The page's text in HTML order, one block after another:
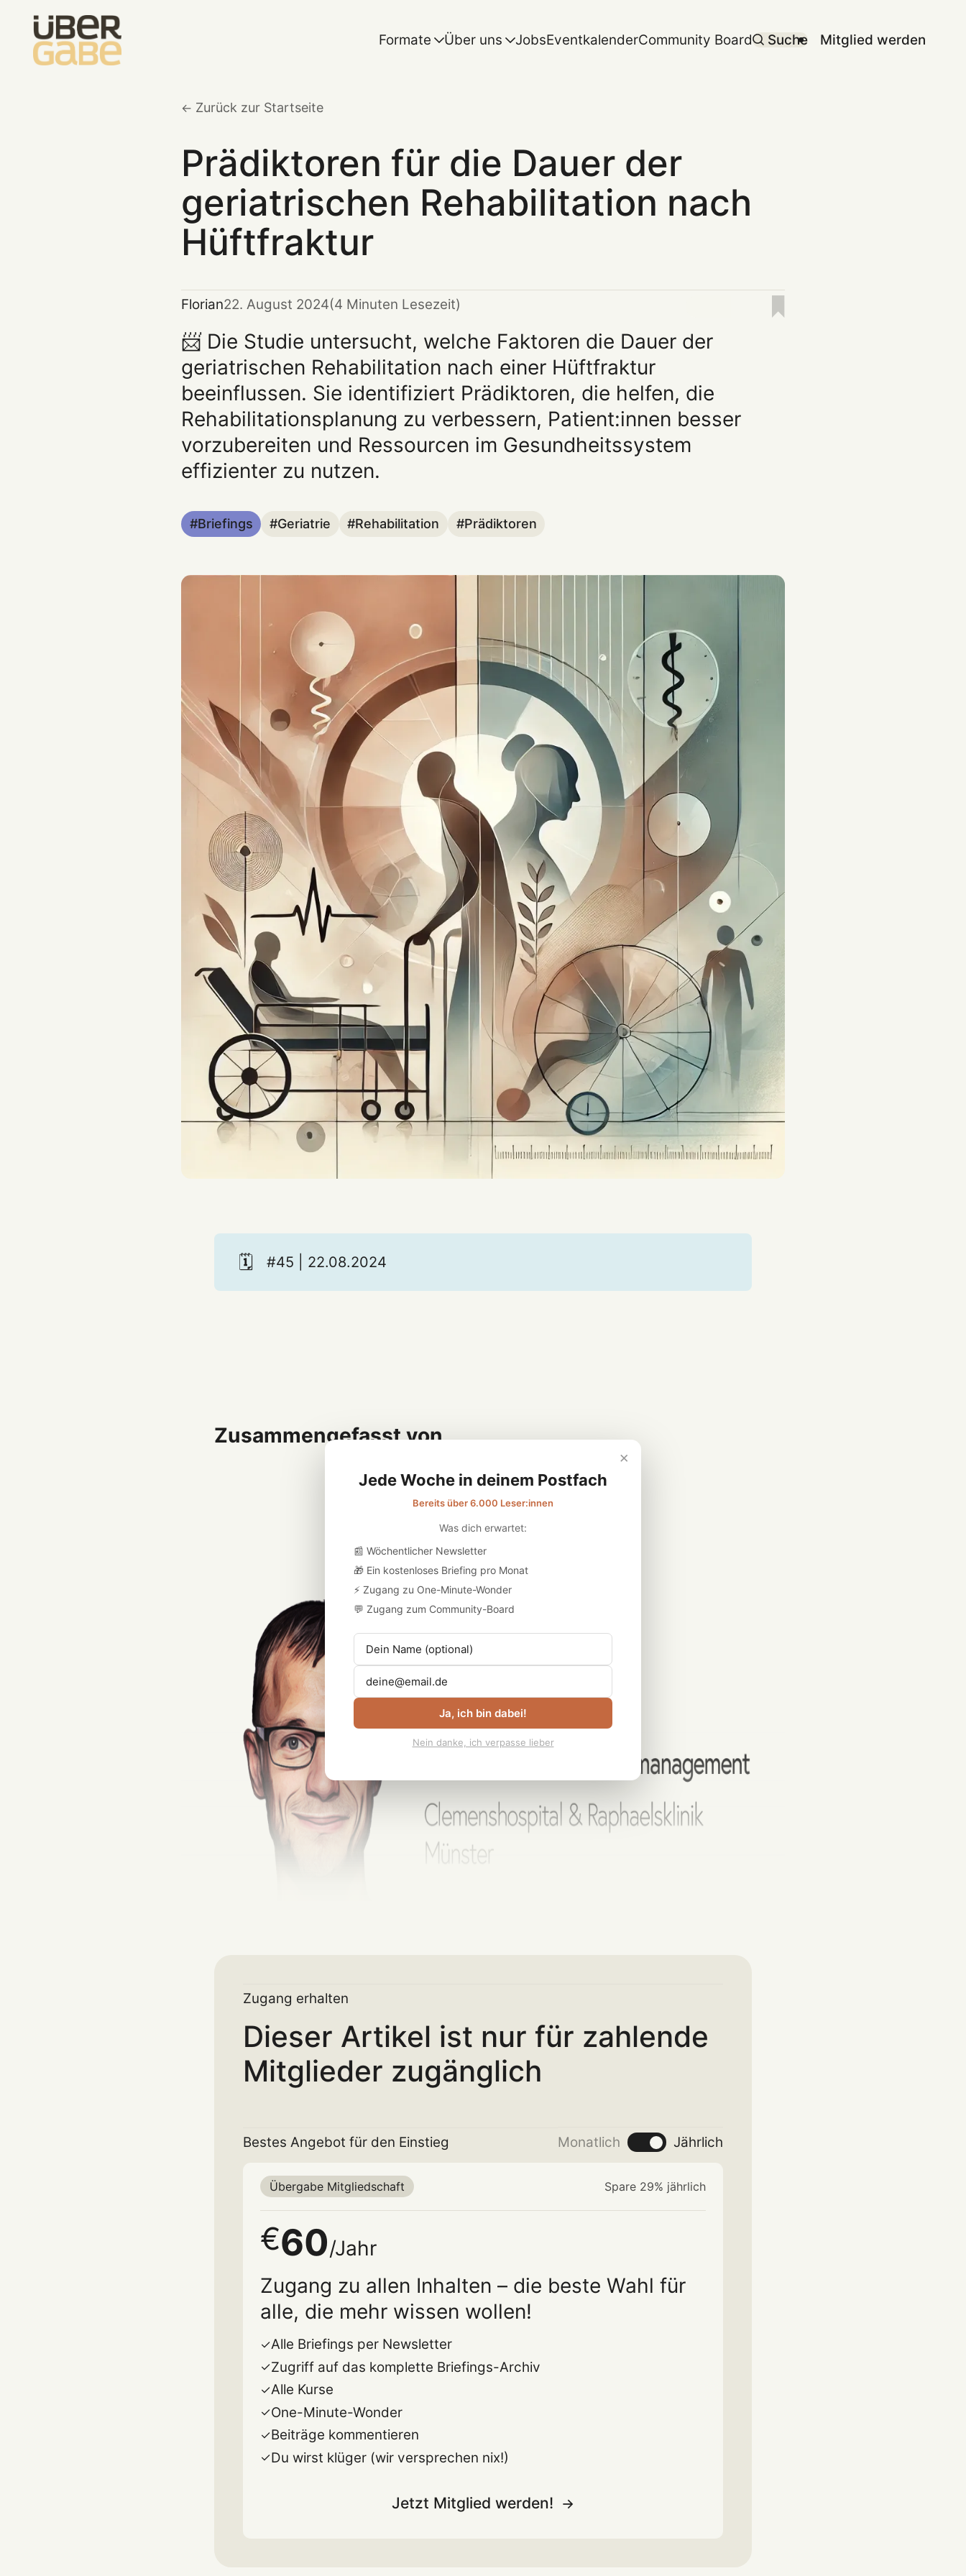
Formate Über uns JobsEventkalenderCommunity Board Suche Mitglied werden
Zurück zur Startseite
Prädiktoren für die Dauer der
geriatrischen Rehabilitation nach
Hüftfraktur
Florian22. August 2024(4 Minuten Lesezeit)
📨 Die Studie untersucht, welche Faktoren die Dauer der
geriatrischen Rehabilitation nach einer Hüftfraktur
beeinflussen. Sie identifiziert Prädiktoren, die helfen, die
Rehabilitationsplanung zu verbessern, Patient:innen besser
vorzubereiten und Ressourcen im Gesundheitssystem
effizienter zu nutzen.
Briefings Geriatrie Rehabilitation Prädiktoren
🗓️ #45 | 22.08.2024
Zusammengefasst von
Zugang erhalten
Dieser Artikel ist nur für zahlende
Mitglieder zugänglich
Bestes Angebot für den Einstieg Monatlich Jährlich
Übergabe Mitgliedschaft Spare 29% jährlich
€60/Jahr
Zugang zu allen Inhalten – die beste Wahl für
alle, die mehr wissen wollen!
Alle Briefings per Newsletter
Zugriff auf das komplette Briefings-Archiv
Alle Kurse
One-Minute-Wonder
Beiträge kommentieren
Du wirst klüger (wir versprechen nix!)
Jetzt Mitglied werden!
×
Jede Woche in deinem Postfach
Bereits über 6.000 Leser:innen
Was dich erwartet:
📰 Wöchentlicher Newsletter
🎁 Ein kostenloses Briefing pro Monat
⚡ Zugang zu One-Minute-Wonder
💬 Zugang zum Community-Board
Ja, ich bin dabei!
Nein danke, ich verpasse lieber